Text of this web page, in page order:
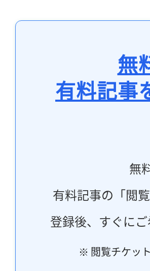
無
有料記事
無
有料記事の「閲
登録後、すぐに
※ 閲覧チケッ